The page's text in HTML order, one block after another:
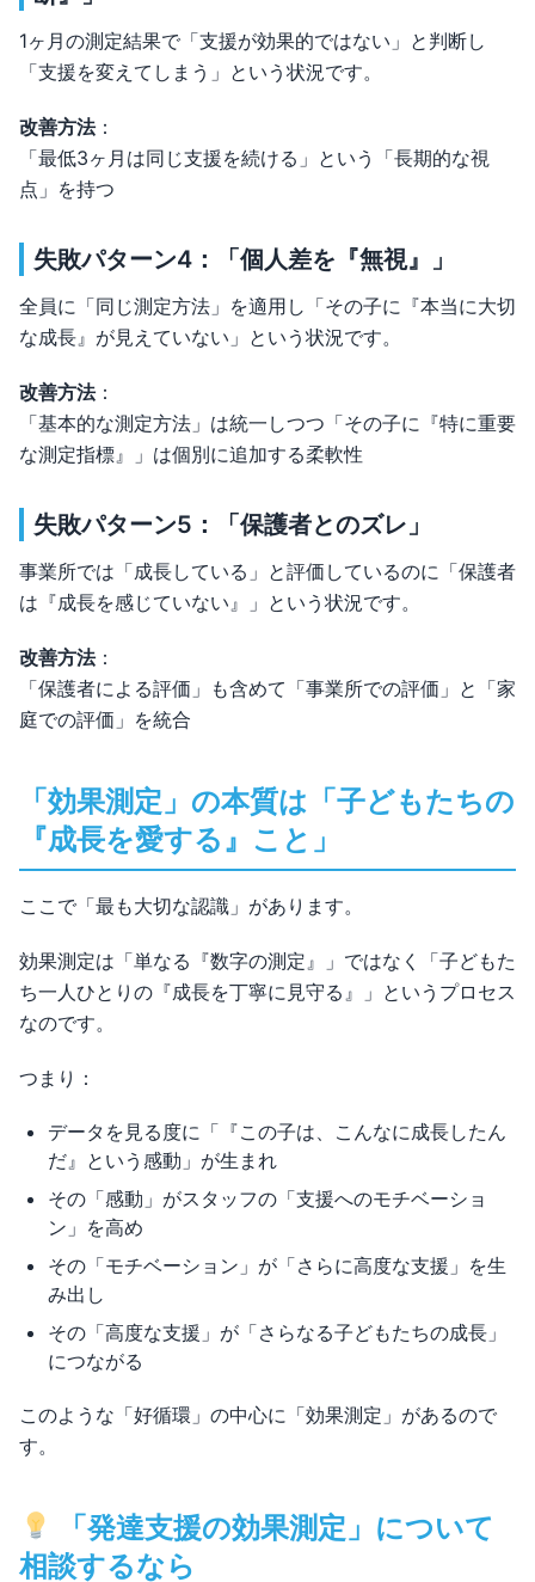
1ヶ月の測定結果で「支援が効果的ではない」と判断し
「支援を変えてしまう」という状況です。
改善方法：
「最低3ヶ月は同じ支援を続ける」という「長期的な視
点」を持つ
失敗パターン4：「個人差を『無視』」
全員に「同じ測定方法」を適用し「その子に『本当に大切
な成長』が見えていない」という状況です。
改善方法：
「基本的な測定方法」は統一しつつ「その子に『特に重要
な測定指標』」は個別に追加する柔軟性
失敗パターン5：「保護者とのズレ」
事業所では「成長している」と評価しているのに「保護者
は『成長を感じていない』」という状況です。
改善方法：
「保護者による評価」も含めて「事業所での評価」と「家
庭での評価」を統合
「効果測定」の本質は「子どもたちの
『成長を愛する』こと」
ここで「最も大切な認識」があります。
効果測定は「単なる『数字の測定』」ではなく「子どもた
ち一人ひとりの『成長を丁寧に見守る』」というプロセス
なのです。
つまり：
データを見る度に「『この子は、こんなに成長したん
だ』という感動」が生まれ
その「感動」がスタッフの「支援へのモチベーショ
ン」を高め
その「モチベーション」が「さらに高度な支援」を生
み出し
その「高度な支援」が「さらなる子どもたちの成長」
につながる
このような「好循環」の中心に「効果測定」があるので
す。
「発達支援の効果測定」について
相談するなら